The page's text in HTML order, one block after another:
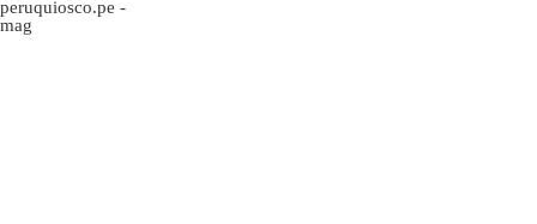
peruquiosco.pe -
mag